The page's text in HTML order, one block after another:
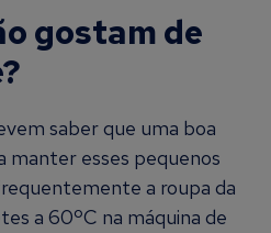
gostam de
saber que uma boa
manter esses pequenos
a roupa da
a 60ºC na máquina de